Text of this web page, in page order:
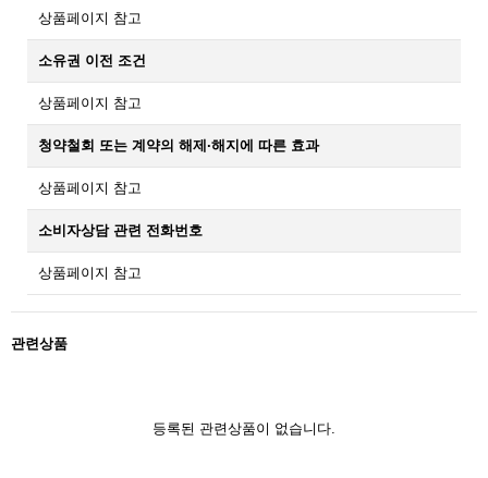
상품페이지 참고
소유권 이전 조건
상품페이지 참고
청약철회 또는 계약의 해제·해지에 따른 효과
상품페이지 참고
소비자상담 관련 전화번호
상품페이지 참고
관련상품
등록된 관련상품이 없습니다.